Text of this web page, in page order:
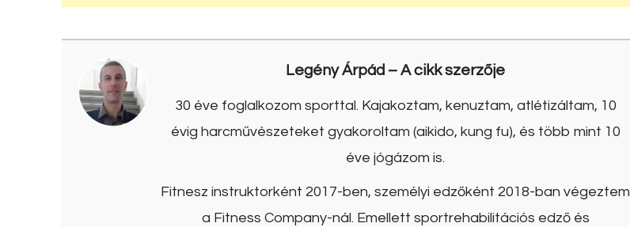
Legény Árpád – A cikk szerzője
30 éve foglalkozom sporttal. Kajakoztam, kenuztam, atlétizáltam, 10
évig harcművészeteket gyakoroltam (aikido, kung fu), és több mint 10
éve jógázom is.
Fitnesz instruktorként 2017-ben, személyi edzőként 2018-ban végeztem
a Fitness Company-nál. Emellett sportrehabilitációs edző és